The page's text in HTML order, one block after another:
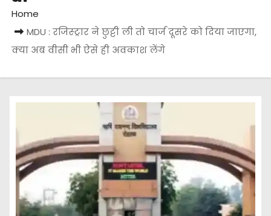
Home
MDU : रजिस्ट्रार ने छुट्टी ली तो चार्ज दूसरे को दिया जाएगा,
क्या अब वीसी भी ऐसे ही अवकाश लेंगे